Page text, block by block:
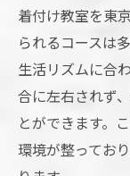
着付け
法
着付け
着付け
ぶ
日程調整
着付け教室を東
られるコースは
生活リズムに合
合に左右されず
とができます。
環境が整ってお